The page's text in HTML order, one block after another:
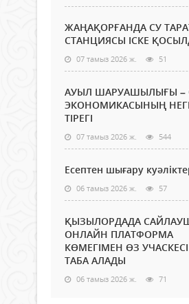
ЖАҢАҚОРҒАНДА СУ
СТАНЦИЯСЫ ІСКЕ
07 тамыз 2026 ж. 51
АУЫЛ ШАРУАШЫЛЫҒЫ –
ЭКОНОМИКАСЫНЫҢ
ТІРЕГІ
07 тамыз 2026 ж. 544
Есептен шығару
06 тамыз 2026 ж. 57
ҚЫЗЫЛОРДАДА
ОНЛАЙН ПЛАТФОРМА
КӨМЕГІМЕН ӨЗ
ТАБА АЛАДЫ
06 тамыз 2026 ж. 71